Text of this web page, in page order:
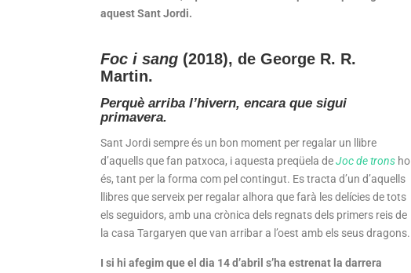
aquest Sant Jordi.
Foc i sang (2018), de George R. R.
Martin.
Perquè arriba l’hivern, encara que sigui
primavera.
Sant Jordi sempre és un bon moment per regalar un llibre
d’aquells que fan patxoca, i aquesta preqüela deJoc de trons ho
és, tant per la forma com pel contingut. Es tracta d’un d’aquells
llibres que serveix per regalar alhora que farà les delícies de tots
els seguidors, amb una crònica dels regnats dels primers reis de
la casa Targaryen que van arribar a l’oest amb els seus dragons.
I si hi afegim que el dia 14 d’abril s’ha estrenat la darrera